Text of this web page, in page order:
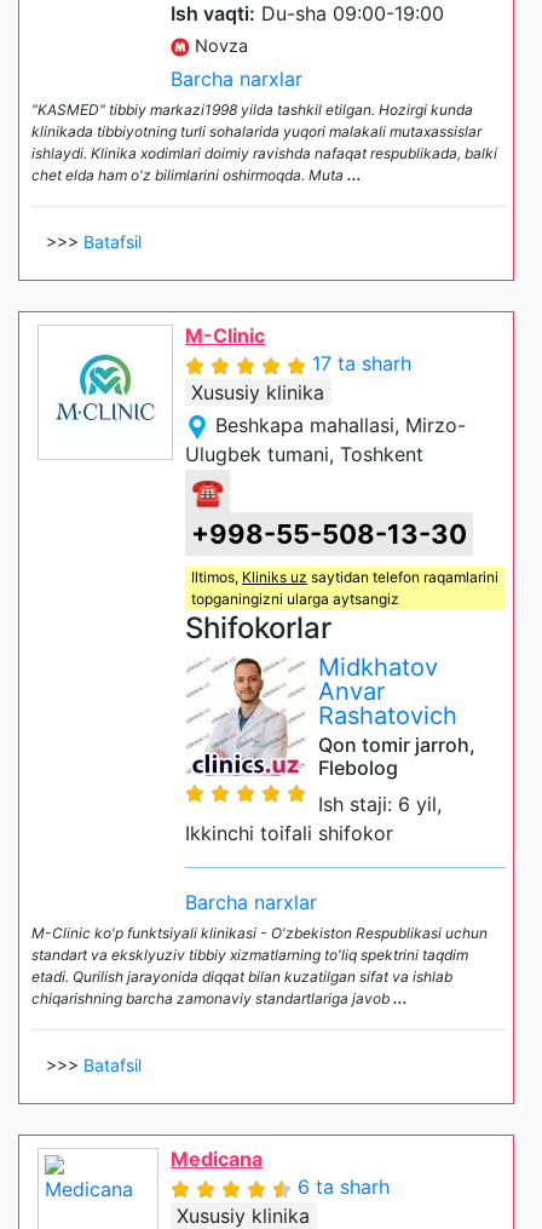
Ish vaqti: Du-sha 09:00-19:00
Novza
Barcha narxlar
"KASMED" tibbiy markazi1998 yilda tashkil etilgan. Hozirgi kunda
klinikada tibbiyotning turli sohalarida yuqori malakali mutaxassislar
ishlaydi. Klinika xodimlari doimiy ravishda nafaqat respublikada, balki
chet elda ham o'z bilimlarini oshirmoqda. Muta ...
>>> Batafsil
M-Clinic
17 ta sharh
Xususiy klinika
Beshkapa mahallasi, Mirzo-
Ulugbek tumani, Toshkent
☎
+998-55-508-13-30
Iltimos, Kliniks uz saytidan telefon raqamlarini
topganingizni ularga aytsangiz
Shifokorlar
Midkhatov
Anvar
Rashatovich
Qon tomir jarroh,
Flebolog
Ish staji: 6 yil,
Ikkinchi toifali shifokor
Barcha narxlar
M-Clinic ko'p funktsiyali klinikasi - O'zbekiston Respublikasi uchun
standart va eksklyuziv tibbiy xizmatlarning to'liq spektrini taqdim
etadi. Qurilish jarayonida diqqat bilan kuzatilgan sifat va ishlab
chiqarishning barcha zamonaviy standartlariga javob ...
>>> Batafsil
Medicana
6 ta sharh
Xususiy klinika